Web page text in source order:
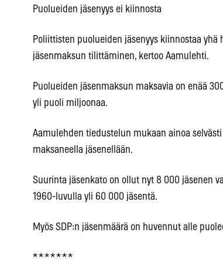
Puolueiden jäsenyys ei kiinnosta
Poliittisten puolueiden jäsenyys kiinnostaa
jäsenmaksun tilittäminen, kertoo Aamulehti.
Puolueiden jäsenmaksun maksavia on enää
yli puoli miljoonaa.
Aamulehden tiedustelun mukaan ainoa
maksaneella jäsenellään.
Suurinta jäsenkato on ollut nyt 8 000 jäsenen
1960-luvulla yli 60 000 jäsentä.
Myös SDP:n jäsenmäärä on huvennut alle
* * * * * * *